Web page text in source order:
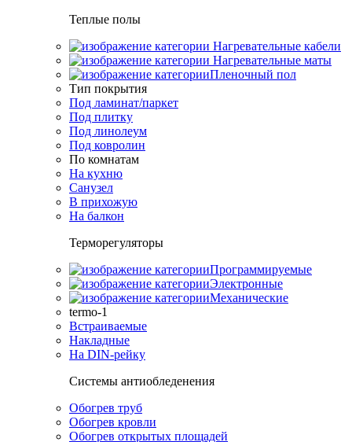
Теплые полы
Нагревательные кабели
Нагревательные маты
Пленочный пол
Тип покрытия
Под ламинат/паркет
Под плитку
Под линолеум
Под ковролин
По комнатам
На кухню
Санузел
В прихожую
На балкон
Терморегуляторы
Программируемые
Электронные
Механические
termo-1
Встраиваемые
Накладные
На DIN-рейку
Системы антиобледенения
Обогрев труб
Обогрев кровли
Обогрев открытых площадей